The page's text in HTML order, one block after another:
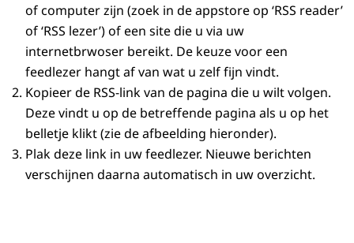
of computer zijn (zoek in de appstore op ‘RSS reader’
of ‘RSS lezer’) of een site die u via uw
internetbrwoser bereikt. De keuze voor een
feedlezer hangt af van wat u zelf fijn vindt.
Kopieer de RSS-link van de pagina die u wilt volgen.
Deze vindt u op de betreffende pagina als u op het
belletje klikt (zie de afbeelding hieronder).
Plak deze link in uw feedlezer. Nieuwe berichten
verschijnen daarna automatisch in uw overzicht.